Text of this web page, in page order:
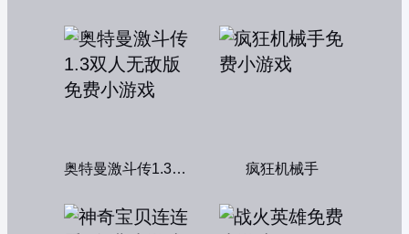
奥特曼激斗传1.3双人无敌版 疯狂机械手